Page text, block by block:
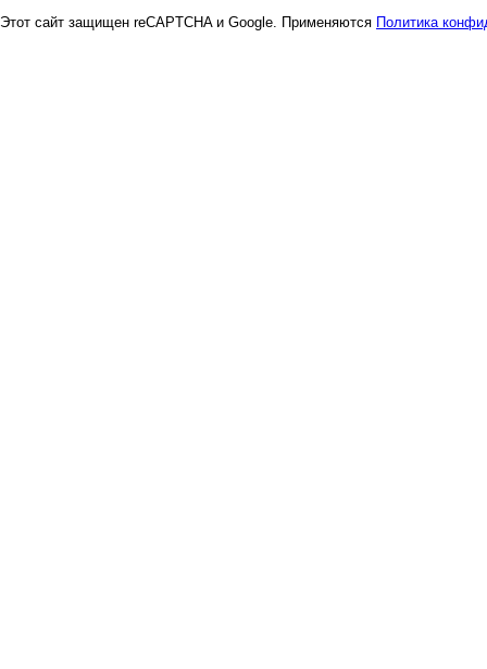
Этот сайт защищен reCAPTCHA и Google. Применяются Политика